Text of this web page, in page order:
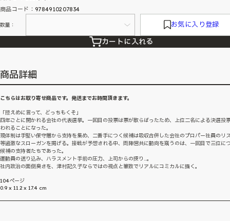
商品コード：9784910207834
数量： お気に入り登録
カートに入れる
商品詳細
こちらはお取り寄せ商品です。発送までお時間頂きます。
「控えめに言って、どっちもくそ」
四年ごとに開かれる会社の代表選挙。一回目の投票は票が散らばったため、上位二名による決選投
われることになった。
現体制は手堅い保守層から支持を集め、二番手につく候補は吸収合併した会社のプロパー社員のリ
等過激なスローガンを掲げる。接戦が予想される中、両陣営共に動向を窺うのは、一回目で三位に
候補の支持者たちであった。
運動員の送り込み、ハラスメント手前の圧力、上司からの探り…。
社内政治の面倒臭さを、津村記久子ならではの視点と筆致でリアルにコミカルに描く。
104ページ
0.9 x 11.2 x 17.4 cm